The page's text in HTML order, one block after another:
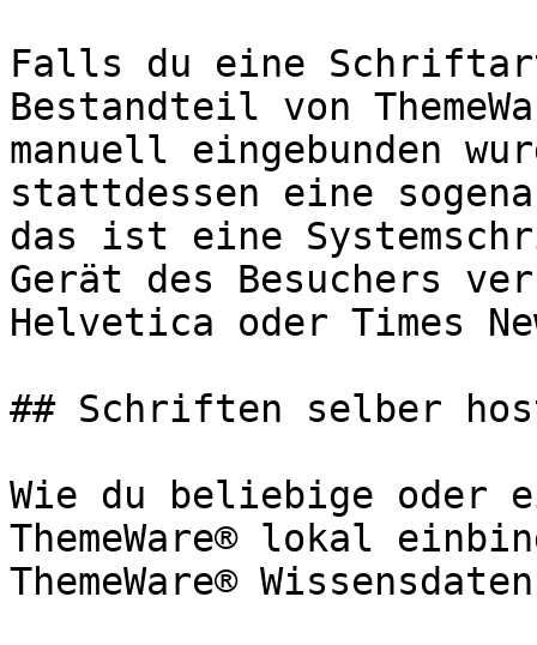
Falls du eine
Bestandteil von
manuell eingebunden
stattdessen eine
das ist eine
Gerät des Besuchers
Helvetica oder Times
## Schriften selber
Wie du beliebige oder
ThemeWare® lokal
ThemeWare®